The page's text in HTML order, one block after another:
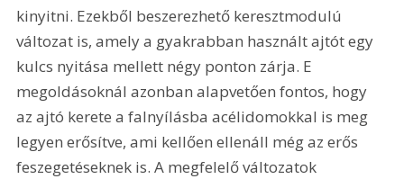
kinyitni. Ezekből beszerezhető keresztmodulú
változat is, amely a gyakrabban használt ajtót egy
kulcs nyitása mellett négy ponton zárja. E
megoldásoknál azonban alapvetően fontos, hogy
az ajtó kerete a falnyílásba acélidomokkal is meg
legyen erősítve, ami kellően ellenáll még az erős
feszegetéseknek is. A megfelelő változatok